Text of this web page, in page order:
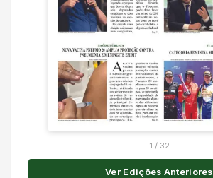
1 / 32
Ver Edições Anteriores